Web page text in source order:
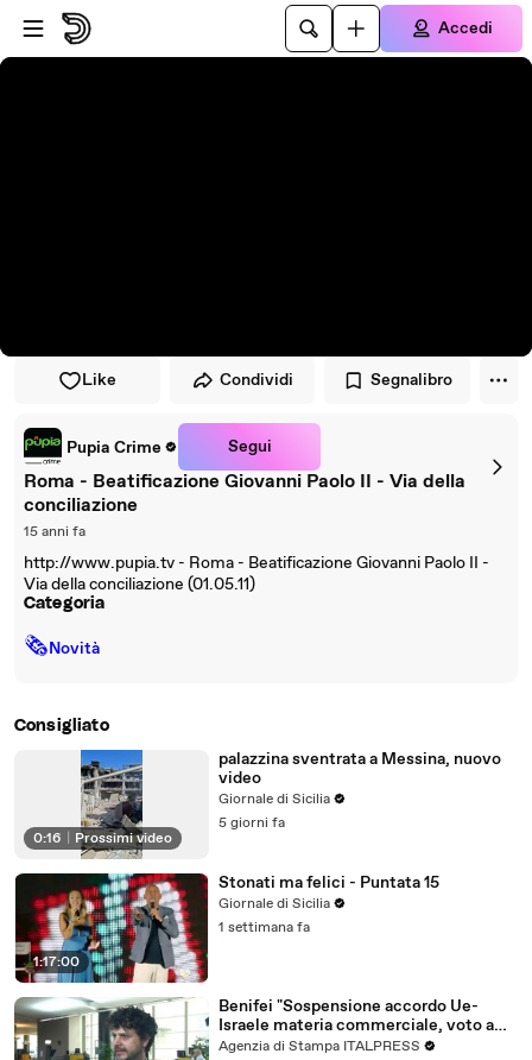
Vai al lettore
Passa al contenuto principale
Accedi
Like Condividi Segnalibro
Pupia Crime Segui
Roma - Beatificazione Giovanni Paolo II - Via della
conciliazione
15 anni fa
http://www.pupia.tv - Roma - Beatificazione Giovanni Paolo II -
Via della conciliazione (01.05.11)
Categoria
🗞Novità
Consigliato
0:16 Prossimi video
palazzina sventrata a Messina, nuovo
video
Giornale di Sicilia
5 giorni fa
1:17:00
Stonati ma felici - Puntata 15
Giornale di Sicilia
1 settimana fa
Benifei "Sospensione accordo Ue-
Israele materia commerciale, voto a
maggioranza"
Agenzia di Stampa ITALPRESS